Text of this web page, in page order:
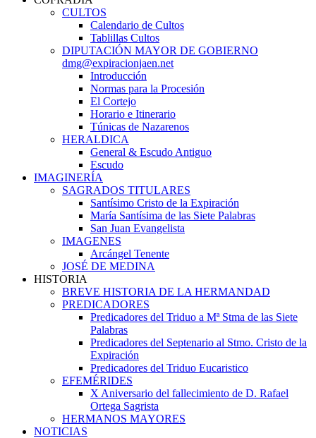
CULTOS
Calendario de Cultos
Tablillas Cultos
DIPUTACIÓN MAYOR DE GOBIERNO
dmg@expiracionjaen.net
Introducción
Normas para la Procesión
El Cortejo
Horario e Itinerario
Túnicas de Nazarenos
HERALDICA
General & Escudo Antiguo
Escudo
IMAGINERÍA
SAGRADOS TITULARES
Santísimo Cristo de la Expiración
María Santísima de las Siete Palabras
San Juan Evangelista
IMAGENES
Arcángel Tenente
JOSÉ DE MEDINA
HISTORIA
BREVE HISTORIA DE LA HERMANDAD
PREDICADORES
Predicadores del Triduo a Mª Stma de las Siete
Palabras
Predicadores del Septenario al Stmo. Cristo de la
Expiración
Predicadores del Triduo Eucaristico
EFEMÉRIDES
X Aniversario del fallecimiento de D. Rafael
Ortega Sagrista
HERMANOS MAYORES
NOTICIAS